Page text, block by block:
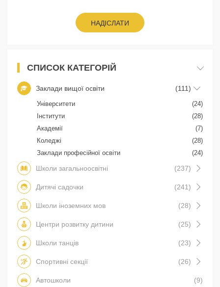
НАДІСЛАТИ
СПИСОК КАТЕГОРІЙ
Заклади вищої освіти (111)
Університети
(24)
Інститути
(28)
Академії
(7)
Коледжі
(28)
Заклади професійної освіти
(24)
Школи загальноосвітні (237)
Дитячі садочки (241)
Школи іноземних мов (28)
Центри розвитку дитини (25)
Школи танців (23)
Спортивні секції (26)
Автошколи (9)